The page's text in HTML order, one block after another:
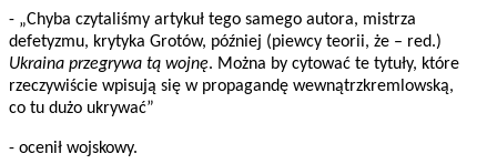
- „Chyba czytaliśmy artykuł tego samego autora, mistrza
defetyzmu, krytyka Grotów, później (piewcy teorii, że – red.)
Ukraina przegrywa tą wojnę. Można by cytować te tytuły, które
rzeczywiście wpisują się w propagandę wewnątrzkremlowską,
co tu dużo ukrywać”
- ocenił wojskowy.